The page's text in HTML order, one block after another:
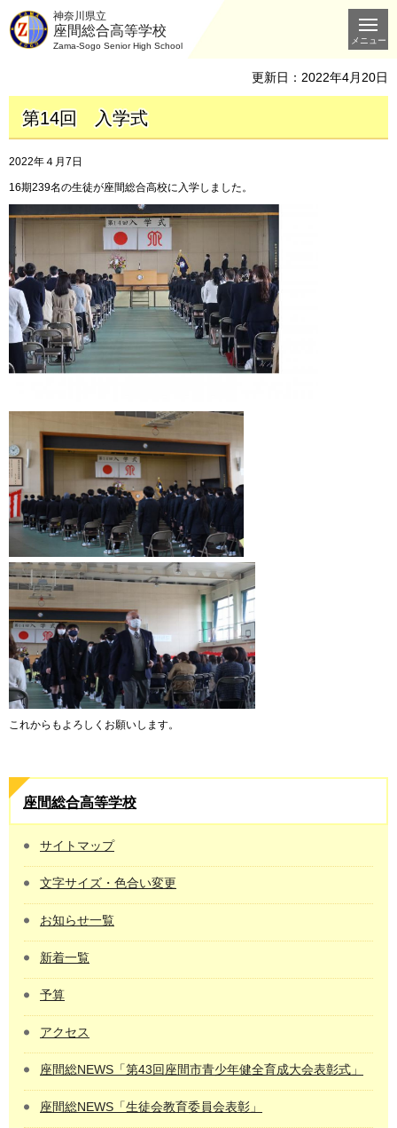
神奈川県立
座間総合高等学校
Zama-Sogo Senior High School
メニュー
更新日：2022年4月20日
第14回 入学式
2022年４月7日
16期239名の生徒が座間総合高校に入学しました。
これからもよろしくお願いします。
座間総合高等学校
サイトマップ
文字サイズ・色合い変更
お知らせ一覧
新着一覧
予算
アクセス
座間総NEWS「第43回座間市青少年健全育成大会表彰式」
座間総NEWS「生徒会教育委員会表彰」